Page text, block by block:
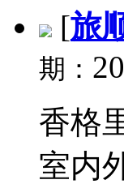
[旅
期：
香格
室内